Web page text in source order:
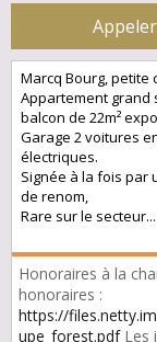
Appeler
Marcq Bourg, petite
Appartement grand
balcon de 22m²
Garage 2 voitures
électriques.
Signée à la fois par
de renom,
Rare sur le secteur...
Honoraires à la
honoraires :
https://
upe_forest.pdfLes